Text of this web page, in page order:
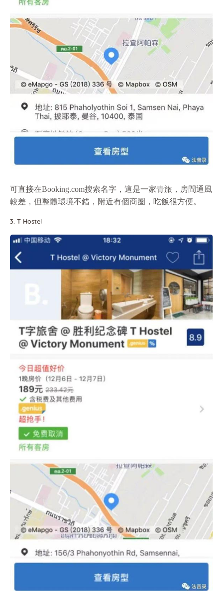
可直接在Booking.com搜索名字，這是一家青旅，房間通風
較差，但整體環境不錯，附近有個商圈，吃飯很方便。
3. T Hostel